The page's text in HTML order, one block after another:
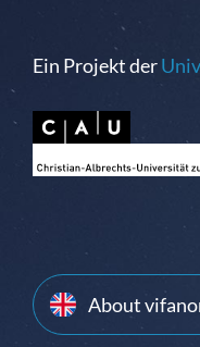
Ein Projekt der
About